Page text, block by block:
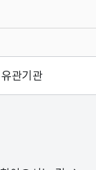
유관기관